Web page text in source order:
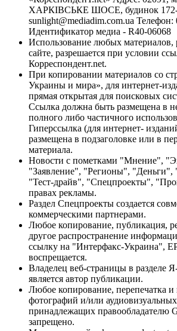
ХАРКІВСЬКЕ ШОСЕ, будинок 172-
sunlight@mediadim.com.ua Телефон:
Идентификатор медиа - R40-06068
Использование любых
сайте, разрешается при условии
Корреспондент.net.
При копировании материалов со
Украины и мира», для интернет-
прямая открытая для поисковых
Ссылка должна быть размещена в
полного либо частичного
Гиперссылка (для интернет-
размещена в подзаголовке или в
материала.
Новости с пометками "Мнение",
"Заявление", "Регионы",
"Тест-драйв", "Спецпроекты",
правах рекламы.
Раздел Спецпроекты создается
коммерческими партнерами.
Любое копирование, публикация,
другое распространение
ссылку на "Интерфакс-Украина",
воспрещается.
Владелец веб-страницы в разделе
является автор публикации.
Любое копирование, перепечатка и
фотографий и/или
принадлежащих правообладателю
запрещено.